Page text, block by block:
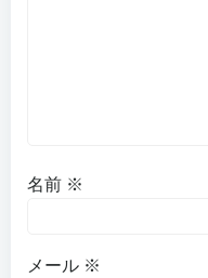
名前 ※
メール ※